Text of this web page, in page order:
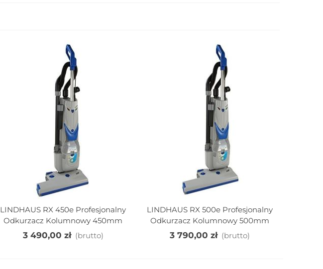
NUMATIC MMB1616 /
MMB1616K 2x16L
Kompaktowy...
710,00 zł (brutto)
PRESTAN STAINLESS
STEEL 0.5L Środek Do
Mycia I...
(brutto)
Dodaj Do Koszyka
LINDHAUS RX 450e Profesjonalny
Odkurzacz Kolumnowy 450mm
3 490,00 zł (brutto)
Dodaj Do Koszyka
LINDHAUS RX 500e Profesjonalny
Odkurzacz Kolumnowy 500mm
3 790,00 zł (brutto)